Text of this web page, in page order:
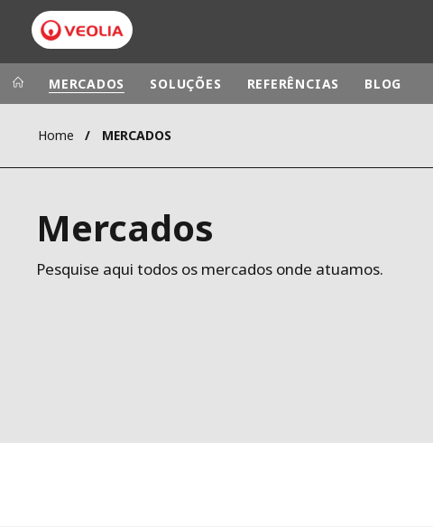
Veolia Group
CAMPUS
FUNDAÇÃO
MERCADOS SOLUÇÕES REFERÊNCIAS BLOG
Home MERCADOS
Mercados
Pesquise aqui todos os mercados onde atuamos.